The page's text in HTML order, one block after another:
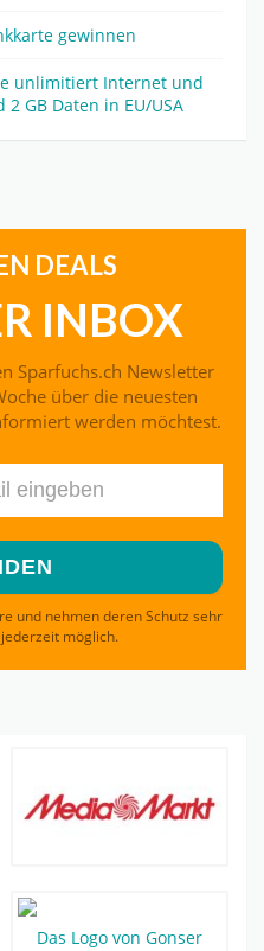
gewinnen
unlimitiert Internet und
GB Daten in EU/USA
DEALS
INBOX
Sparfuchs.ch Newsletter
über die neuesten
werden möchtest.
und nehmen deren Schutz sehr
möglich.